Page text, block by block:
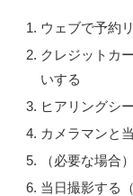
ウェブで予約
クレジットカ
いする
ヒアリングシ
カメラマンと
（必要な場合
当日撮影する